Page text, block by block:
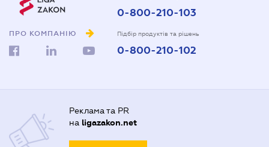
ПРО КОМПАНІЮ
0-800-210-103
Підбір продуктів та рішень
0-800-210-102
Реклама та PR
на ligazakon.net